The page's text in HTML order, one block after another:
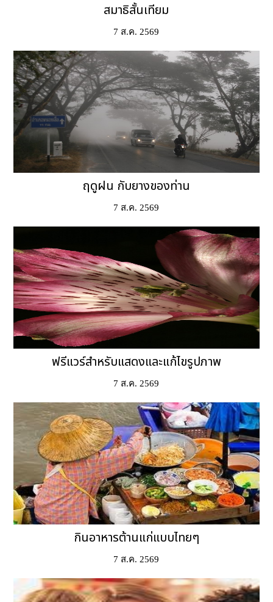
สมาธิสั้นเทียม
7 ส.ค. 2569
ฤดูฝน กับยางของท่าน
7 ส.ค. 2569
ฟรีแวร์สำหรับแสดงและแก้ไขรูปภาพ
7 ส.ค. 2569
กินอาหารต้านแก่แบบไทยๆ
7 ส.ค. 2569